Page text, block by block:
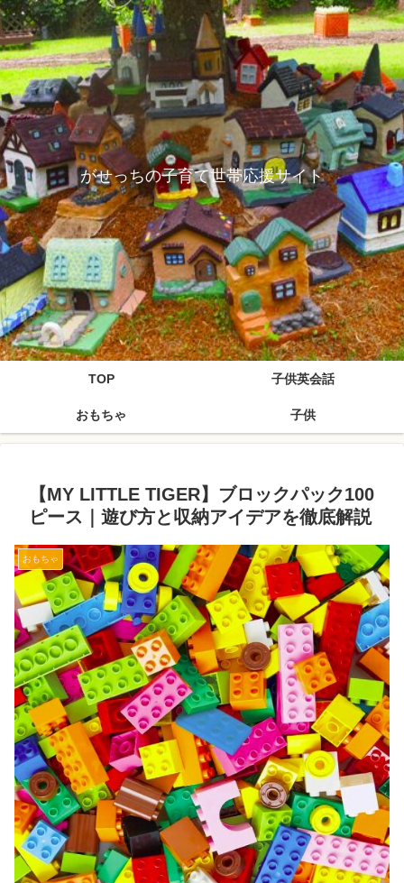
がせっちの子育て世帯応援サイト
TOP 子供英会話
おもちゃ 子供
【MY LITTLE TIGER】ブロックパック100
ピース｜遊び方と収納アイデアを徹底解説
おもちゃ